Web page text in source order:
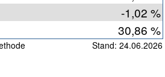
-1,02 %
30,86 %
Stand: 24.06.2026